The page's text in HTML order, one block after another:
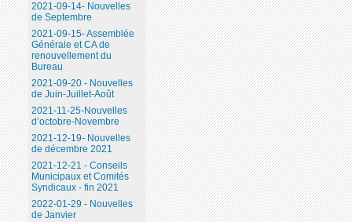
2021-09-14- Nouvelles
de Septembre
2021-09-15- Assemblée
Générale et CA de
renouvellement du
Bureau
2021-09-20 - Nouvelles
de Juin-Juillet-Août
2021-11-25-Nouvelles
d’octobre-Novembre
2021-12-19- Nouvelles
de décembre 2021
2021-12-21 - Conseils
Municipaux et Comités
Syndicaux - fin 2021
2022-01-29 - Nouvelles
de Janvier